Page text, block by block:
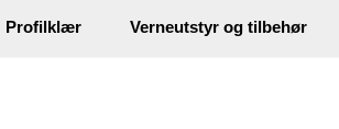
Profilklær Verneutstyr og tilbehør